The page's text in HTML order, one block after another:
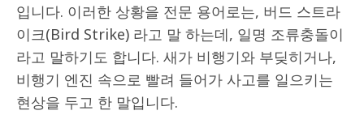
입니다. 이러한 상황을 전문 용어로는, 버드 스트라
이크(Bird Strike) 라고 말 하는데, 일명 조류충돌이
라고 말하기도 합니다. 새가 비행기와 부딪히거나,
비행기 엔진 속으로 빨려 들어가 사고를 일으키는
현상을 두고 한 말입니다.